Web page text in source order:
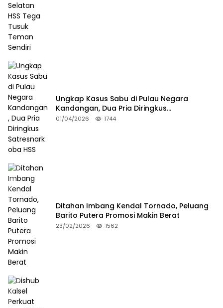
Ungkap Kasus Sabu di Pulau Negara
Kandangan, Dua Pria Diringkus
Satresnarkoba HSS
01/04/2026 1744
Ditahan Imbang Kendal Tornado, Peluang
Barito Putera Promosi Makin Berat
23/02/2026 1562